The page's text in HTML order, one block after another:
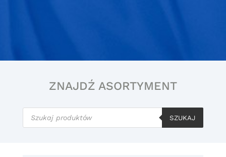
ZNAJDŹ ASORTYMENT
Wyszukiwarka
produktów
SZUKAJ